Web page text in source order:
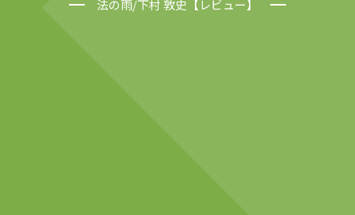
法の雨/下村 敦史【レビュー】